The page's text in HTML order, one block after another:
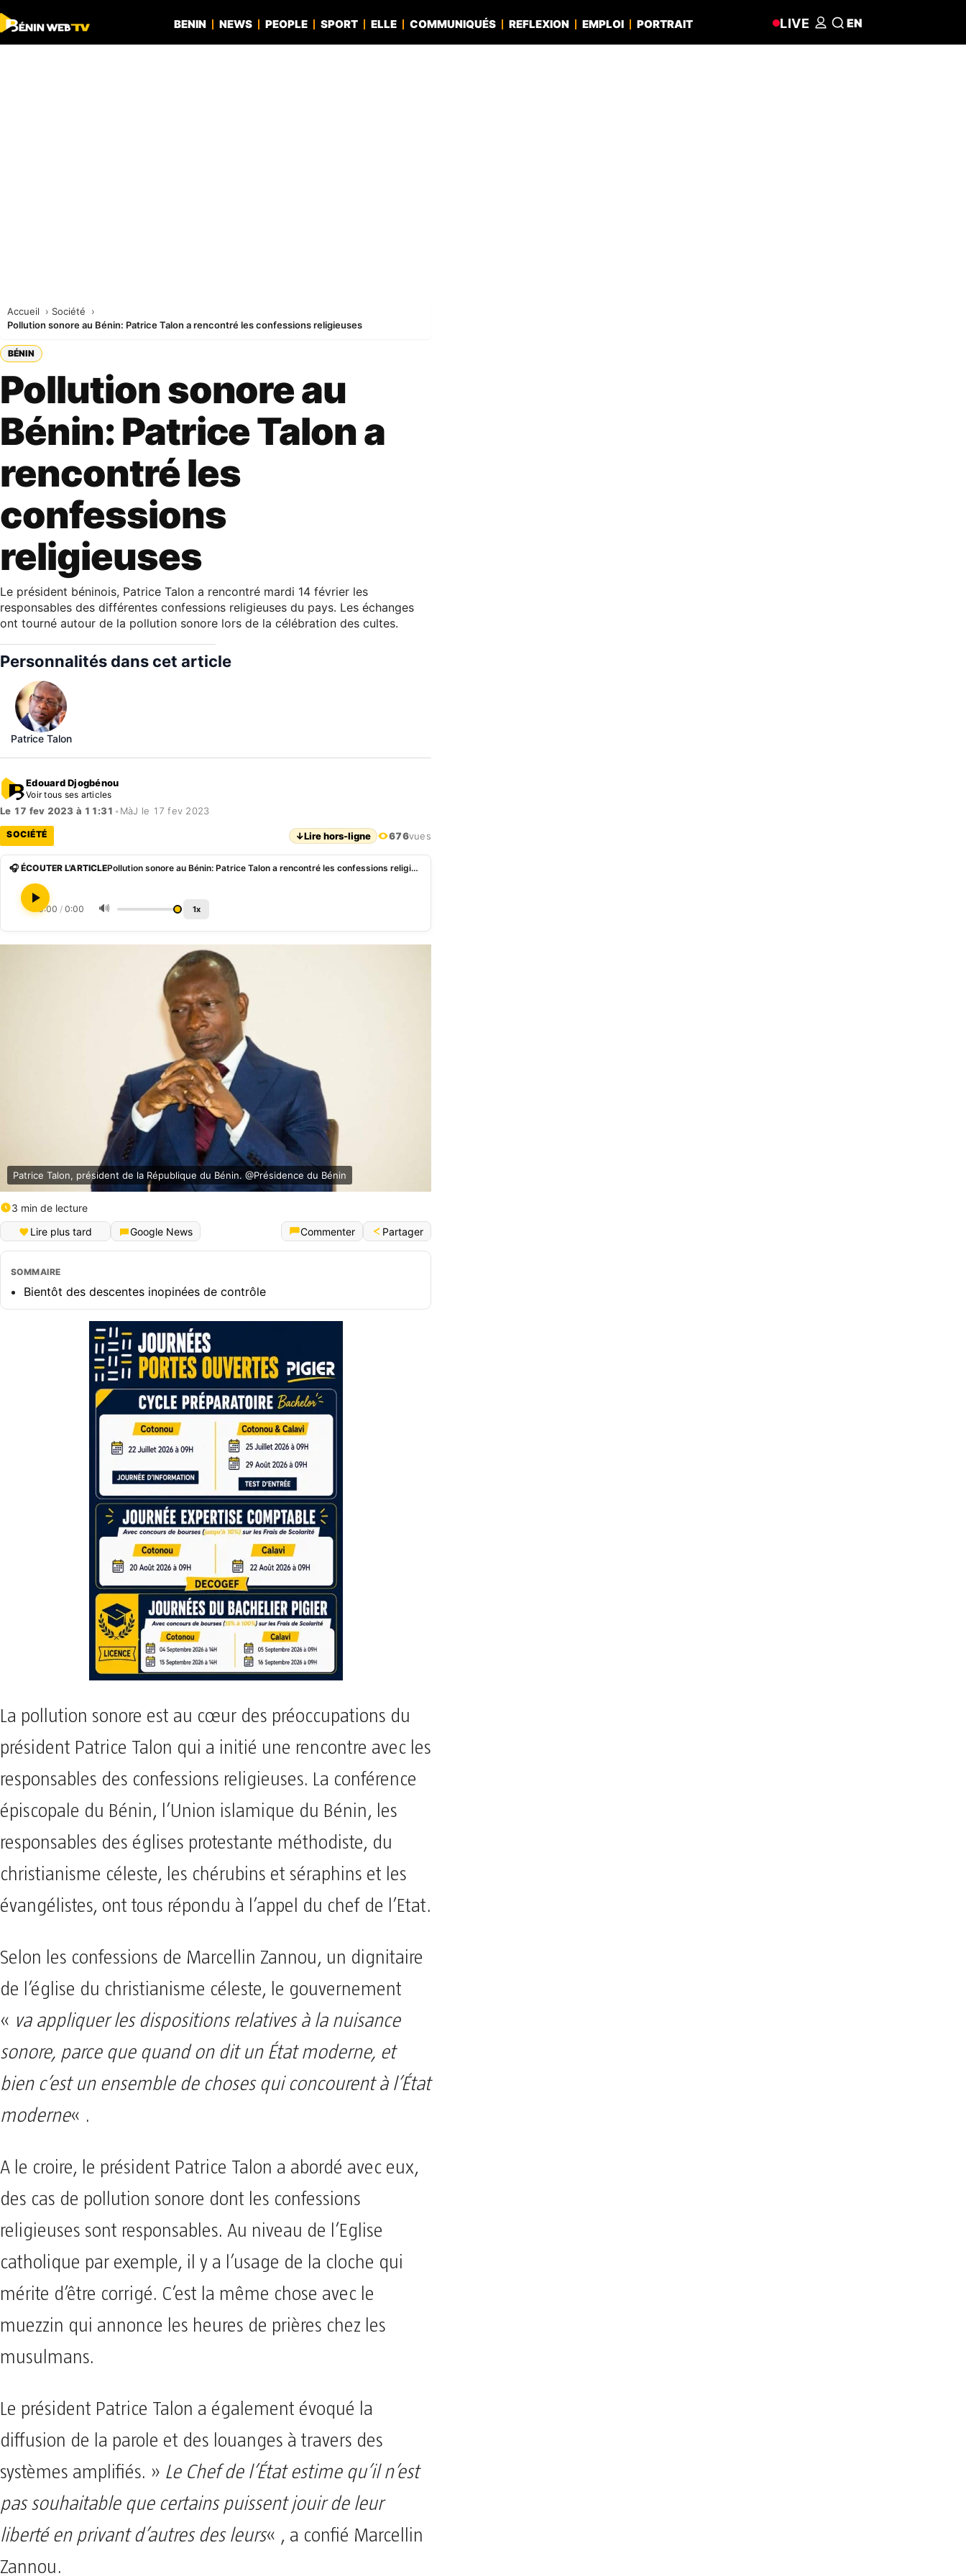
BENIN NEWS PEOPLE SPORT ELLE COMMUNIQUÉS REFLEXION EMPLOI PORTRAIT LIVE EN
Accueil
Société
Pollution sonore au Bénin: Patrice Talon a rencontré les confessions religieuses
BÉNIN
Pollution sonore au
Bénin: Patrice Talon a
rencontré les
confessions
religieuses
Le président béninois, Patrice Talon a rencontré mardi 14 février les
responsables des différentes confessions religieuses du pays. Les échanges
ont tourné autour de la pollution sonore lors de la célébration des cultes.
Personnalités dans cet article
Patrice Talon
Edouard Djogbénou
Voir tous ses articles
Le 17 fev 2023 à 11:31 • MàJ le 17 fev 2023
SOCIÉTÉ ↓Lire hors-ligne 676vues
🎧 ÉCOUTER L'ARTICLE Pollution sonore au Bénin: Patrice Talon a rencontré les confessions religieuses
0:00 / 0:00 🔊 1x
Patrice Talon, président de la République du Bénin. @Présidence du Bénin
3 min de lecture
Lire plus tard
Google News Commenter Partager
SOMMAIRE
Bientôt des descentes inopinées de contrôle
La pollution sonore est au cœur des préoccupations du
président Patrice Talon qui a initié une rencontre avec les
responsables des confessions religieuses. La conférence
épiscopale du Bénin, l’Union islamique du Bénin, les
responsables des églises protestante méthodiste, du
christianisme céleste, les chérubins et séraphins et les
évangélistes, ont tous répondu à l’appel du chef de l’Etat.
Selon les confessions de Marcellin Zannou, un dignitaire
de l’église du christianisme céleste, le gouvernement
« va appliquer les dispositions relatives à la nuisance
sonore, parce que quand on dit un État moderne, et
bien c’est un ensemble de choses qui concourent à l’État
moderne« .
A le croire, le président Patrice Talon a abordé avec eux,
des cas de pollution sonore dont les confessions
religieuses sont responsables. Au niveau de l’Eglise
catholique par exemple, il y a l’usage de la cloche qui
mérite d’être corrigé. C’est la même chose avec le
muezzin qui annonce les heures de prières chez les
musulmans.
Le président Patrice Talon a également évoqué la
diffusion de la parole et des louanges à travers des
systèmes amplifiés. » Le Chef de l’État estime qu’il n’est
pas souhaitable que certains puissent jouir de leur
liberté en privant d’autres des leurs« , a confié Marcellin
Zannou.